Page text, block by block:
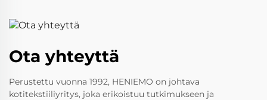
Ota yhteyttä
Perustettu vuonna 1992, HENIEMO on johtava
kotitekstiiliyritys, joka erikoistuu tutkimukseen ja